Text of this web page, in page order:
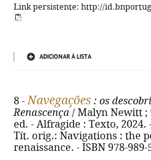
Link persistente: http://
ADICIONAR À LISTA
8 -Navegações : os
Renascença / Malyn Newitt ;
ed. - Alfragide : Texto, 2024.
Tít. orig.: Navigations : the
renaissance. - ISBN 978-989-